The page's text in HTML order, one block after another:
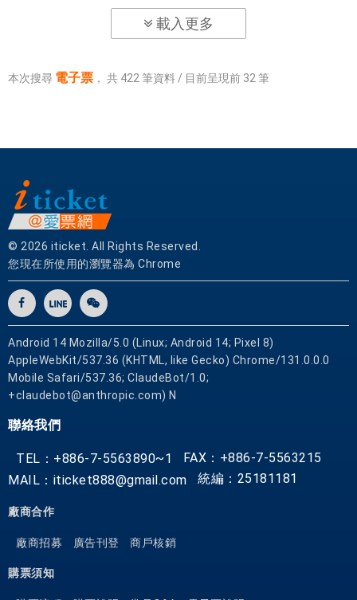
載入更多
本次搜尋 電子票 ， 共 422 筆資料 / 目前呈現前 32 筆
© 2026 iticket. All Rights Reserved.
您現在所使用的瀏覽器為 Chrome
Android 14 Mozilla/5.0 (Linux; Android 14; Pixel 8)
AppleWebKit/537.36 (KHTML, like Gecko) Chrome/131.0.0.0
Mobile Safari/537.36; ClaudeBot/1.0;
+claudebot@anthropic.com) N
聯絡我們
TEL：+886-7-5563890~1
FAX：+886-7-5563215
MAIL：iticket888@gmail.com
統編：25181181
廠商合作
廠商招募 廣告刊登 商戶核銷
購票須知